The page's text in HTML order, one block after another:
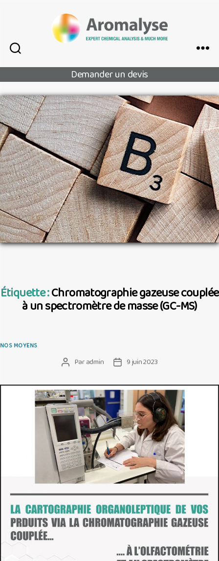
Demander un devis
Étiquette :Chromatographie gazeuse couplée
à un spectromètre de masse (GC-MS)
Catégories
NOS MOYENS
Auteur
l’article
Paradmin
Date
l’article
9 juin 2023